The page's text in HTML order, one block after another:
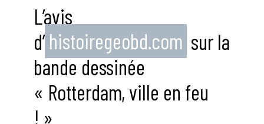
L’avis
d’ histoiregeobd.com sur la
bande dessinée
« Rotterdam, ville en feu
! »